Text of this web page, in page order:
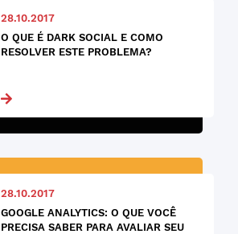
28.10.2017
O QUE É DARK SOCIAL E COMO
RESOLVER ESTE PROBLEMA?
28.10.2017
GOOGLE ANALYTICS: O QUE VOCÊ
PRECISA SABER PARA AVALIAR SEU